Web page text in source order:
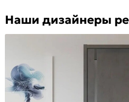
Наши дизайнеры